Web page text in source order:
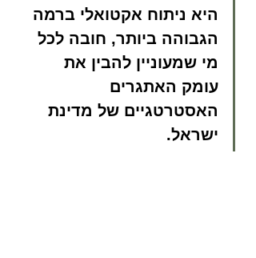
היא ניתוח אקטואלי ברמה
הגבוהה ביותר, חובה לכל
מי שמעוניין להבין את
עומק האתגרים
האסטרטגיים של מדינת
ישראל.